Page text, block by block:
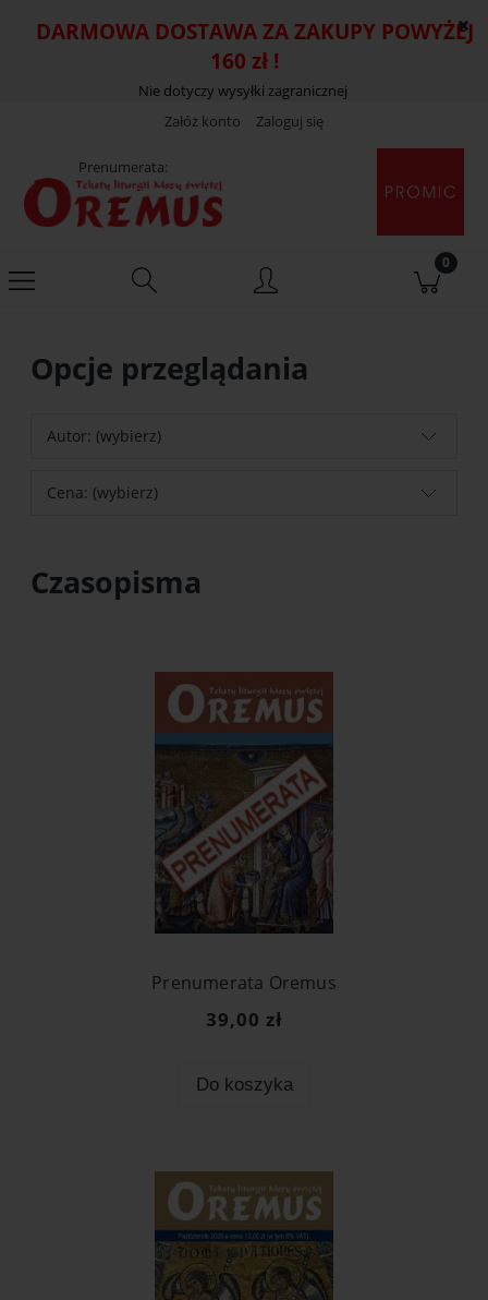
DARMOWA DOSTAWA ZA ZAKUPY POWYŻEJ
160 zł !
Nie dotyczy wysyłki zagranicznej
Załóż konto
Zaloguj się
Prenumerata:
Opcje przeglądania
Autor: (wybierz)
Cena: (wybierz)
Czasopisma
Prenumerata Oremus
39,00 zł
Do koszyka